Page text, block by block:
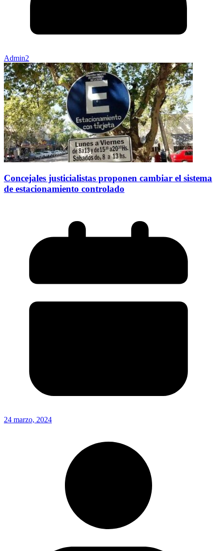
Admin2
Concejales justicialistas proponen cambiar el sistema
de estacionamiento controlado
24 marzo, 2024